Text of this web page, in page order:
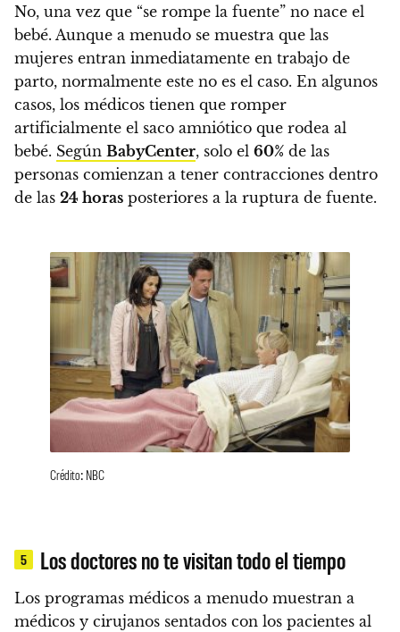
No, una vez que “se rompe la fuente” no nace el
bebé. Aunque a menudo se muestra que las
mujeres entran inmediatamente en trabajo de
parto, normalmente este no es el caso. En algunos
casos, los médicos tienen que romper
artificialmente el saco amniótico que rodea al
bebé. Según BabyCenter, solo el 60% de las
personas comienzan a tener contracciones dentro
de las 24 horas posteriores a la ruptura de fuente.
Crédito: NBC
5 Los doctores no te visitan todo el tiempo
Los programas médicos a menudo muestran a
médicos y cirujanos sentados con los pacientes al